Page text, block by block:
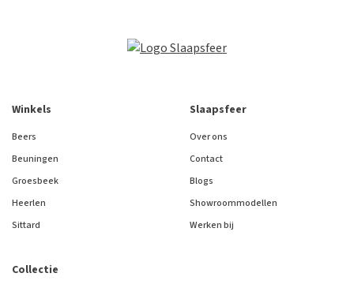
Collectie
Winkels
Beers
Beuningen
Groesbeek
Heerlen
Sittard
Slaapsfeer
Over ons
Contact
Blogs
Showroommodellen
Werken bij